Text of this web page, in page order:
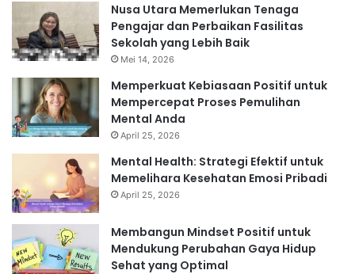
Nusa Utara Memerlukan Tenaga
Pengajar dan Perbaikan Fasilitas
Sekolah yang Lebih Baik
Mei 14, 2026
Memperkuat Kebiasaan Positif untuk
Mempercepat Proses Pemulihan
Mental Anda
April 25, 2026
Mental Health: Strategi Efektif untuk
Memelihara Kesehatan Emosi Pribadi
April 25, 2026
Membangun Mindset Positif untuk
Mendukung Perubahan Gaya Hidup
Sehat yang Optimal